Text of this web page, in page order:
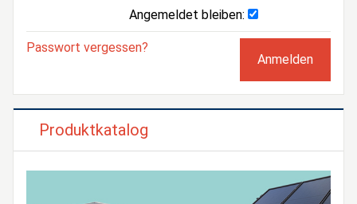
Angemeldet bleiben:
Passwort vergessen?
Produktkatalog